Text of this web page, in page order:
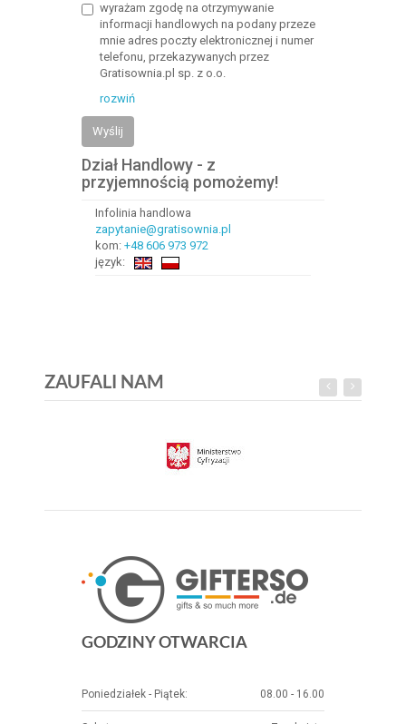
wyrażam zgodę na otrzymywanie
informacji handlowych na podany przeze
mnie adres poczty elektronicznej i numer
telefonu, przekazywanych przez
Gratisownia.pl sp. z o.o.
rozwiń
Wyślij
Dział Handlowy - z
przyjemnością pomożemy!
Infolinia handlowa
zapytanie@gratisownia.pl
kom: +48 606 973 972
język:
ZAUFALI NAM
GODZINY OTWARCIA
Poniedziałek - Piątek: 08.00 - 16.00